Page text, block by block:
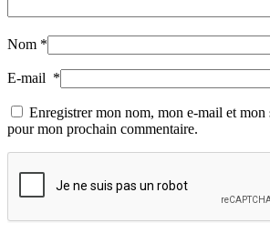
Nom *
E-mail *
Enregistrer mon nom, mon e-mail et mon
pour mon prochain commentaire.